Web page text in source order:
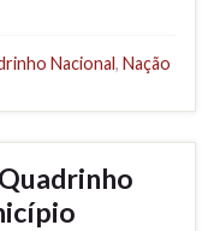
Nacional, Nação